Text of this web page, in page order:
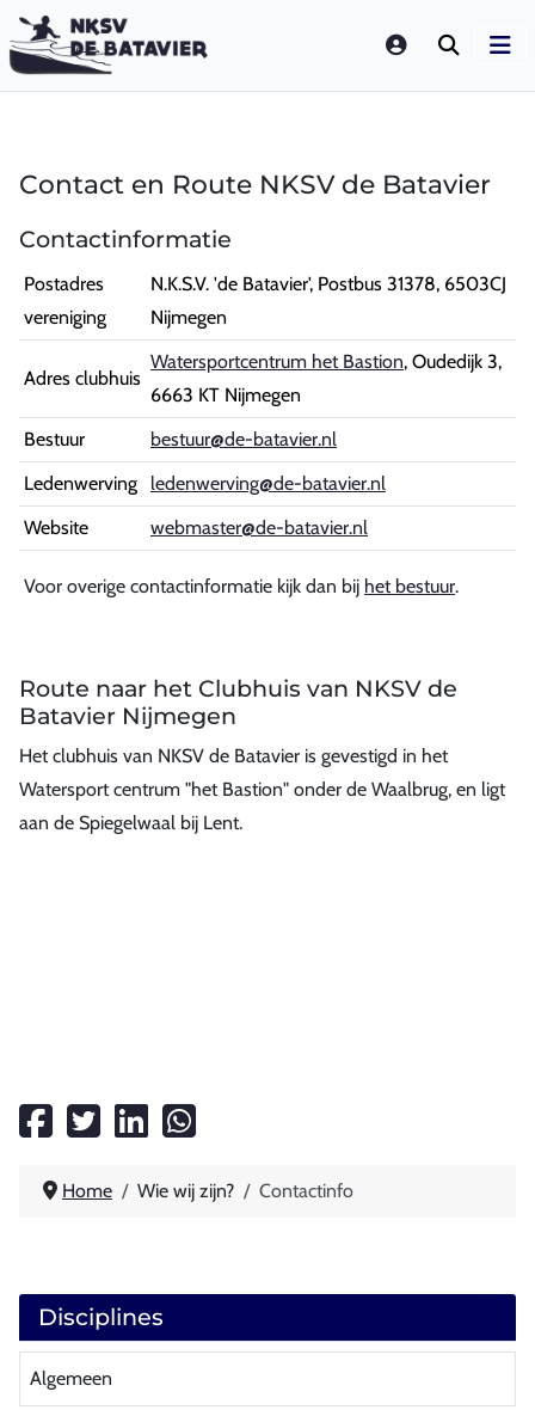
LOGIN
Contact en Route NKSV de Batavier
Contactinformatie
Postadres
vereniging
N.K.S.V. 'de Batavier', Postbus 31378, 6503CJ
Nijmegen
Adres clubhuis
Watersportcentrum het Bastion, Oudedijk 3,
6663 KT Nijmegen
Bestuur
bestuur@de-batavier.nl
Ledenwerving
ledenwerving@de-batavier.nl
Website
webmaster@de-batavier.nl
Voor overige contactinformatie kijk dan bij het bestuur.
Route naar het Clubhuis van NKSV de
Batavier Nijmegen
Het clubhuis van NKSV de Batavier is gevestigd in het
Watersport centrum "het Bastion" onder de Waalbrug, en ligt
aan de Spiegelwaal bij Lent.
Home Wie wij zijn? Contactinfo
Disciplines
Algemeen